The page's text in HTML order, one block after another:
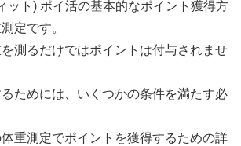
ット) ポイ活の基本的なポイント獲得方
定です。
測るだけではポイントは付与されませ
ためには、いくつかの条件を満たす必
重測定でポイントを獲得するための詳